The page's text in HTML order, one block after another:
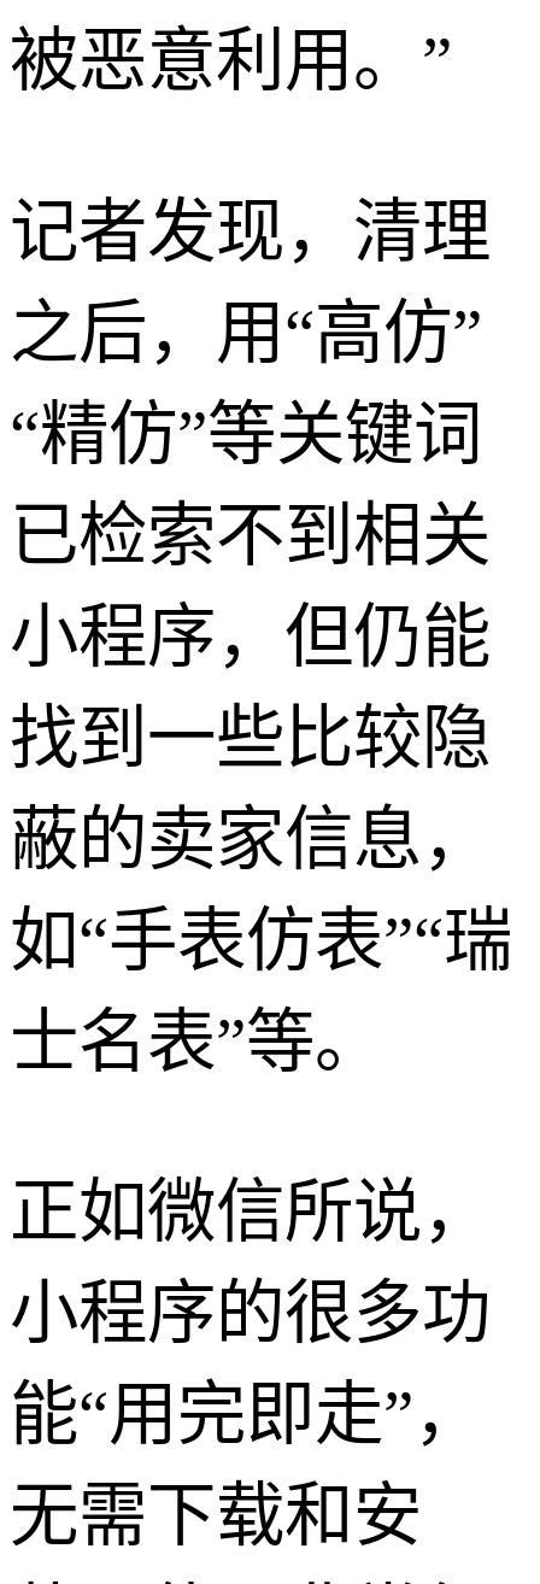
被恶意利用。”
记者发现，清理
之后，用“高仿”
“精仿”等关键词
已检索不到相关
小程序，但仍能
找到一些比较隐
蔽的卖家信息，
如“手表仿表”“瑞
士名表”等。
正如微信所说，
小程序的很多功
能“用完即走”，
无需下载和安